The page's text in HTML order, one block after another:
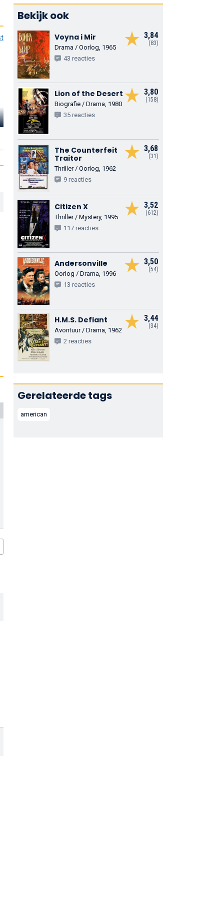
Thorley Walters
Ned Quilley
Bekijk ook
3,84
(83)
Voyna i Mir
Drama / Oorlog, 1965
43 reacties
3,80
(158)
Lion of the Desert
Biografie / Drama, 1980
35 reacties
3,68
(31)
The Counterfeit
Traitor
Thriller / Oorlog, 1962
9 reacties
3,52
(612)
Citizen X
Thriller / Mystery, 1995
117 reacties
3,50
(54)
Andersonville
Oorlog / Drama, 1996
13 reacties
3,44
(34)
H.M.S. Defiant
Avontuur / Drama, 1962
2 reacties
Gerelateerde tags
american